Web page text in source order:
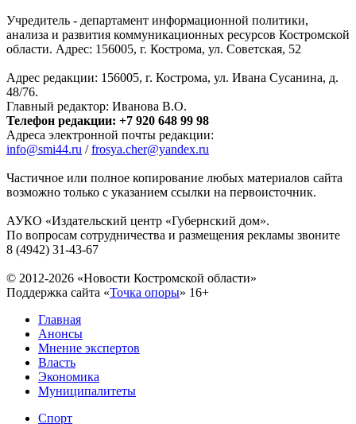
Учредитель - департамент информационной политики,
анализа и развития коммуникационных ресурсов Костромской
области. Адрес: 156005, г. Кострома, ул. Советская, 52
Адрес редакции: 156005, г. Кострома, ул. Ивана Сусанина, д.
48/76.
Главный редактор: Иванова В.О.
Телефон редакции: +7 920 648 99 98
Адреса электронной почты редакции:
info@smi44.ru /frosya.cher@yandex.ru
Частичное или полное копирование любых материалов сайта
возможно только с указанием ссылки на первоисточник.
АУКО «Издательский центр «Губернский дом».
По вопросам сотрудничества и размещения рекламы звоните
8 (4942) 31-43-67
© 2012-2026 «Новости Костромской области»
Поддержка сайта «Точка опоры» 16+
Главная
Анонсы
Мнение экспертов
Власть
Экономика
Муниципалитеты
Спорт